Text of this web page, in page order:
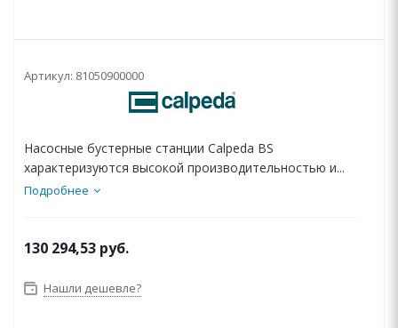
Артикул: 81050900000
Насосные бустерные станции Calpeda BS
характеризуются высокой производительностью и...
Подробнее
130 294,53 руб.
Нашли дешевле?